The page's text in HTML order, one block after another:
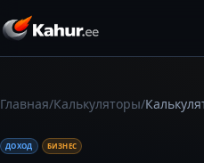
Главная/Калькуляторы/
ДОХОД БИЗНЕС